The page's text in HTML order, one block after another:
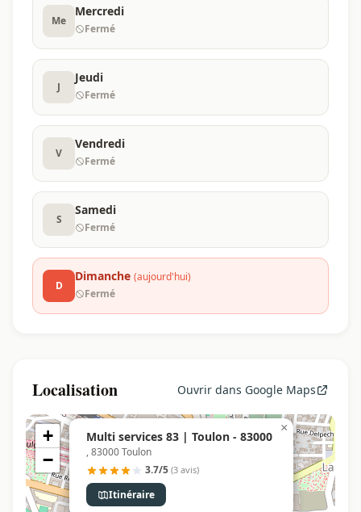
Me
Mercredi
Fermé
J
Jeudi
Fermé
V
Vendredi
Fermé
S
Samedi
Fermé
D
Dimanche (aujourd'hui)
Fermé
Localisation Ouvrir dans Google Maps
Multi services 83 | Toulon - 83000
, 83000 Toulon
3.7/5 (3 avis)
Itinéraire
×
+
−